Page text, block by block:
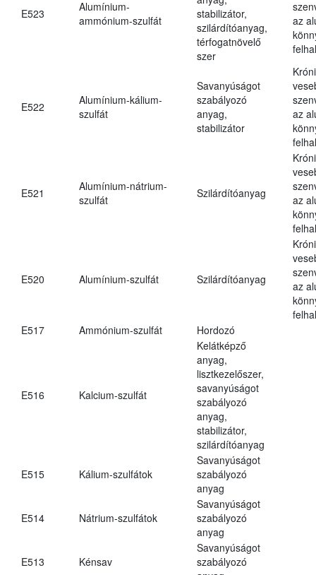
E523
Alumínium-
ammónium-szulfát
stabilizátor,
szilárdítóanyag,
térfogatnövelő
szer
az
E522
Alumínium-kálium-
szulfát
Savanyúságot
szabályozó
anyag,
stabilizátor
az
E521
Alumínium-nátrium-
szulfát
Szilárdítóanyag
az
E520 Alumínium-szulfát Szilárdítóanyag
az
E517
Ammónium-szulfát Hordozó
E516 Kalcium-szulfát
Kelátképző
anyag,
lisztkezelőszer,
savanyúságot
szabályozó
anyag,
stabilizátor,
szilárdítóanyag
E515 Kálium-szulfátok
Savanyúságot
szabályozó
anyag
E514 Nátrium-szulfátok
Savanyúságot
szabályozó
anyag
E513 Kénsav
Savanyúságot
szabályozó